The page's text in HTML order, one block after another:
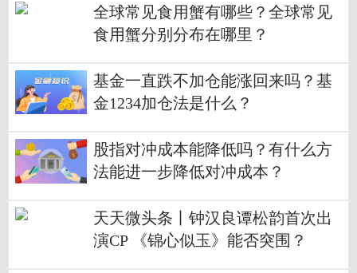
全球常见食用蟹有哪些？全球常见
食用蟹分别分布在哪里？
基金一直跌不加仓能涨回来吗？基
金1234加仓法是什么？
股指对冲成本能降低吗？有什么方
法能进一步降低对冲成本？
天天微头条丨钟汉良谭松韵首次出
演CP 《锦心似玉》能否突围？